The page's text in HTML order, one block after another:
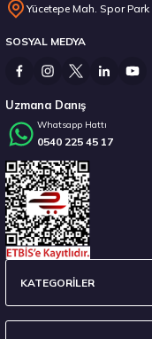
6.792,50 ₺
Stokta 12 Adet
Yücetepe Mah. Spor
SOSYAL MEDYA
Uzmana Danış
Whatsapp Hattı
0540 225 45 17
KATEGORİLER